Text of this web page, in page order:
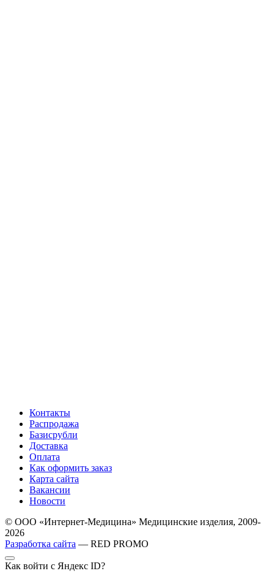
Контакты
Распродажа
Базисрубли
Доставка
Оплата
Как оформить заказ
Карта сайта
Вакансии
Новости
© ООО «Интернет-Медицина» Медицинские изделия, 2009-
2026
Разработка сайта — RED PROMO
Как войти с Яндекс ID?